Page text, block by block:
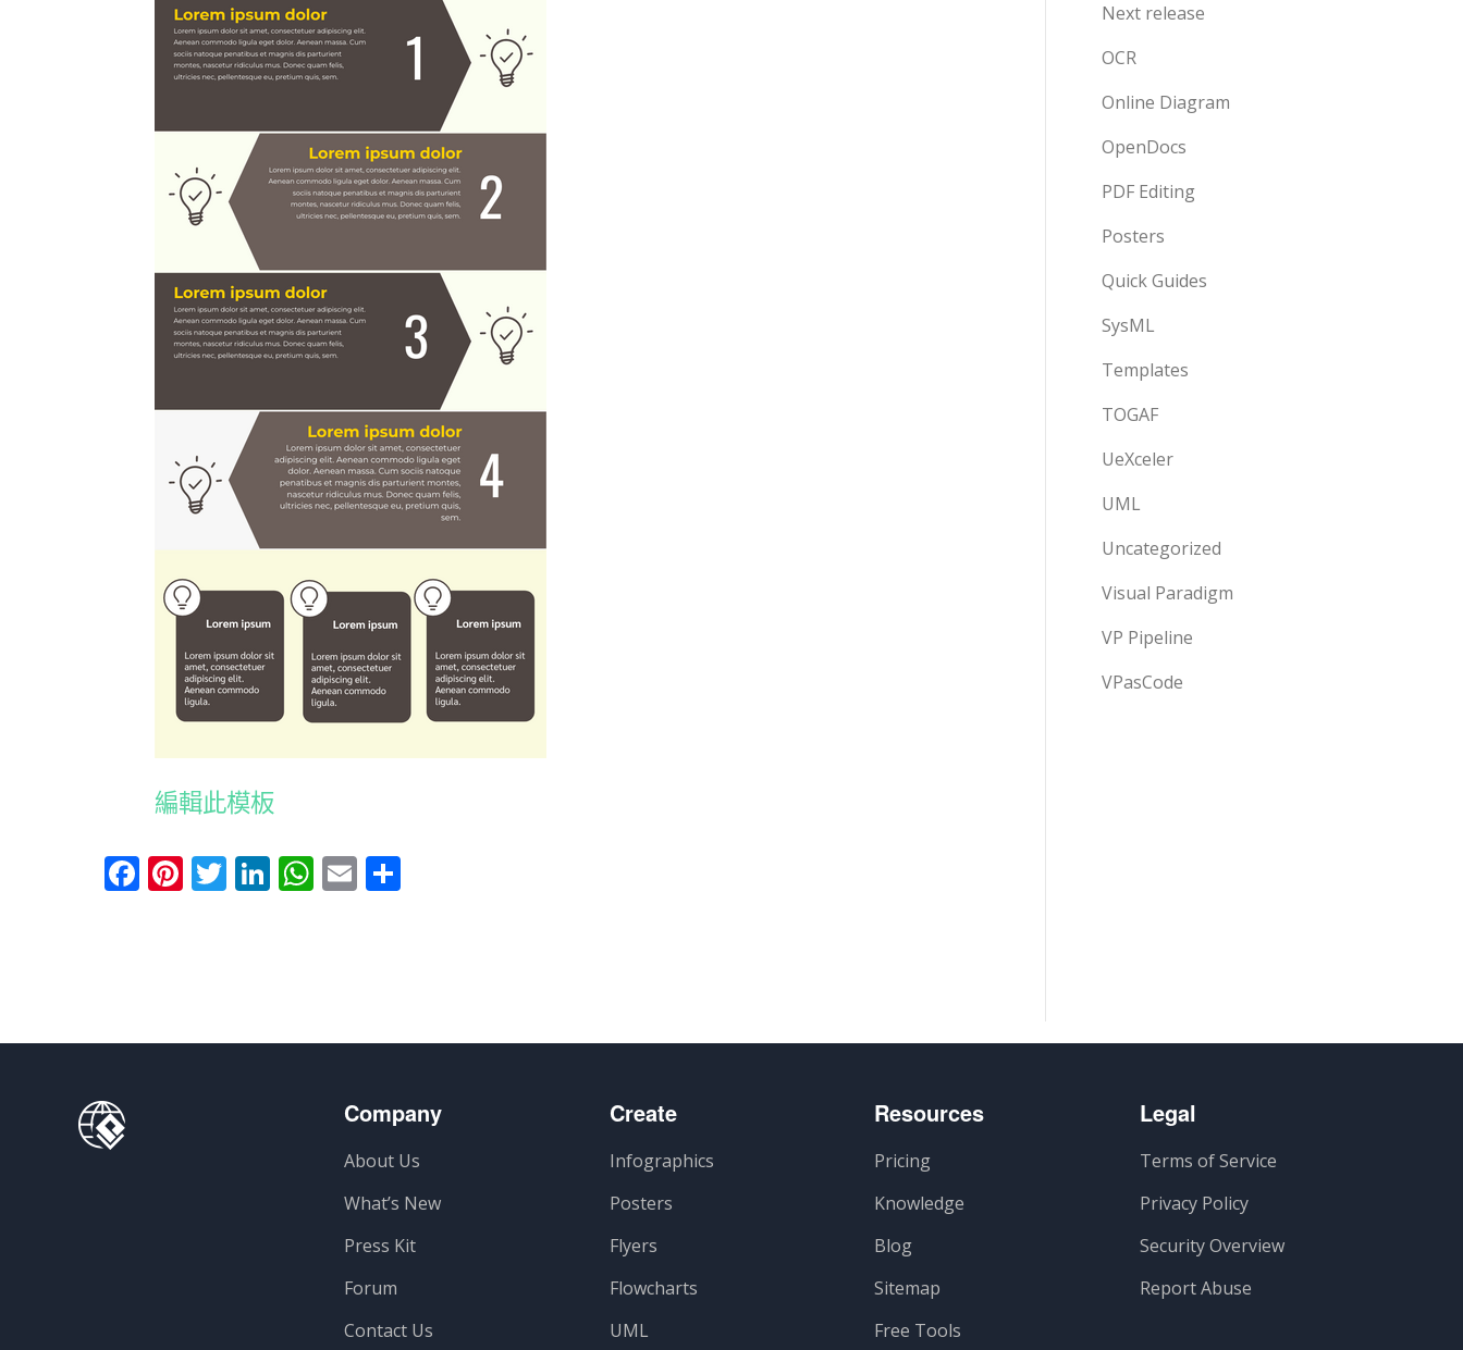
編輯此模板
Facebook
Pinterest
Twitter
LinkedIn
WhatsApp
Email
Next release
OCR
Online Diagram
OpenDocs
PDF Editing
Posters
Quick Guides
SysML
Templates
TOGAF
UeXceler
UML
Uncategorized
Visual Paradigm
VP Pipeline
VPasCode
Company
About Us
What’s New
Press Kit
Forum
Contact Us
Create
Infographics
Posters
Flyers
Flowcharts
UML
Resources
Pricing
Knowledge
Blog
Sitemap
Free Tools
Legal
Terms of Service
Privacy Policy
Security Overview
Report Abuse